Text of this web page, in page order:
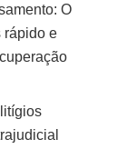
O
rápido e